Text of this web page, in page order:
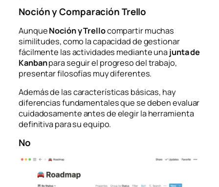
Noción y Comparación Trello
AunqueNoción y Trellocompartir muchas
similitudes, como la capacidad de gestionar
fácilmente las actividades mediante unajunta de
Kanbanpara seguir el progreso del trabajo,
presentar filosofías muy diferentes.
Además de las características básicas, hay
diferencias fundamentales que se deben evaluar
cuidadosamente antes de elegir la herramienta
definitiva para su equipo.
No